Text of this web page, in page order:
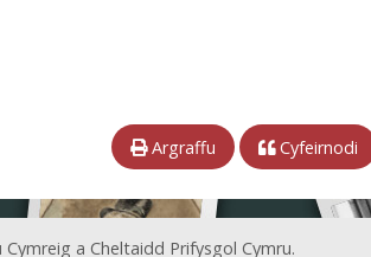
Argraffu Cyfeirnodi
a Cheltaidd Prifysgol Cymru.